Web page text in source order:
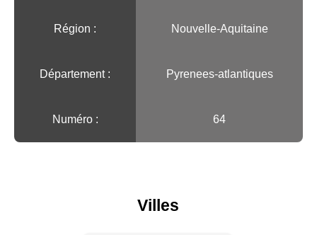
Région :️ Nouvelle-Aquitaine
Département : Pyrenees-atlantiques
Numéro : 64
Villes